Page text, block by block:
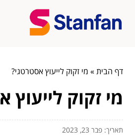
דף הבית» מי זקוק לייעוץ אסטרטגי?
מי זקוק לייעוץ
תאריך: פבר 23, 2023